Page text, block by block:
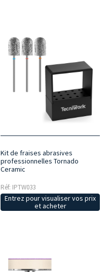
Kit de fraises abrasives
professionnelles Tornado
Ceramic
Réf: IPTW033
Entrez pour visualiser vos prix
et acheter